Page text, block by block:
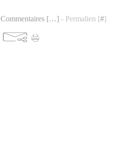
Commentaires […] - Permalien [#]